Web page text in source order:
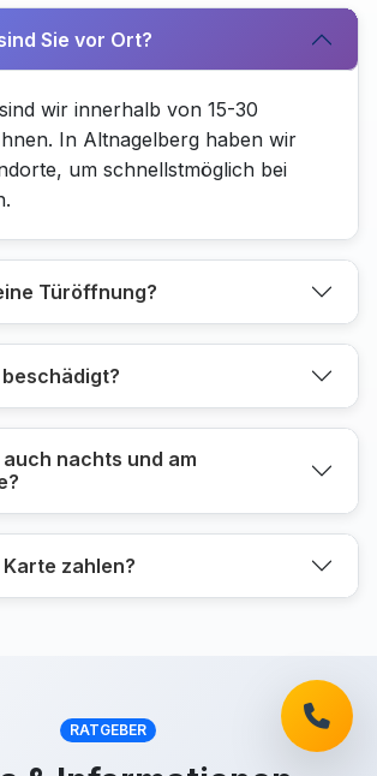
Sie vor Ort?
wir innerhalb von 15-30
In Altnagelberg haben wir
um schnellstmöglich bei
Türöffnung?
nachts und am
zahlen?
RATGEBER